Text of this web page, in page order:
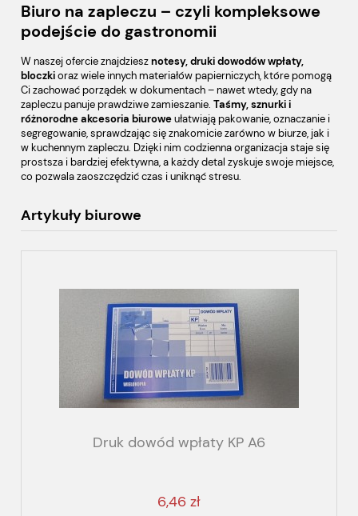
Biuro na zapleczu – czyli kompleksowe
podejście do gastronomii
W naszej ofercie znajdziesznotesy, druki dowodów wpłaty,
bloczkioraz wiele innych materiałów papierniczych, które pomogą
Ci zachować porządek w dokumentach – nawet wtedy, gdy na
zapleczu panuje prawdziwe zamieszanie. Taśmy, sznurki i
różnorodne akcesoria biuroweułatwiają pakowanie, oznaczanie i
segregowanie, sprawdzając się znakomicie zarówno w biurze, jak i
w kuchennym zapleczu. Dzięki nim codzienna organizacja staje się
prostsza i bardziej efektywna, a każdy detal zyskuje swoje miejsce,
co pozwala zaoszczędzić czas i uniknąć stresu.
Artykuły biurowe
Druk dowód wpłaty KP A6
6,46 zł